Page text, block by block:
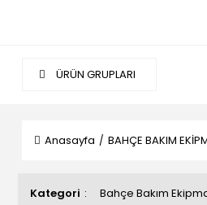
ÜRÜN GRUPLARI
Anasayfa BAHÇE BAKIM
Kategori Bahçe Bakım